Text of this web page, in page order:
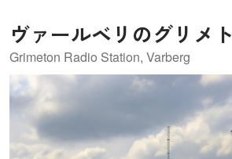
ヴァールベリのグリメ
Grimeton Radio Station, Varberg